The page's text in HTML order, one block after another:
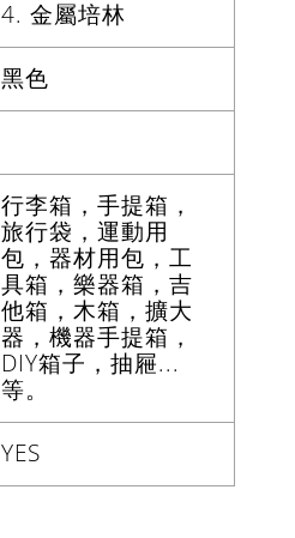
4. 金屬培林
黑色
行李箱，手提箱，
旅行袋，運動用
包，器材用包，工
具箱，樂器箱，吉
他箱，木箱，擴大
器，機器手提箱，
DIY箱子，抽屜...
等。
YES